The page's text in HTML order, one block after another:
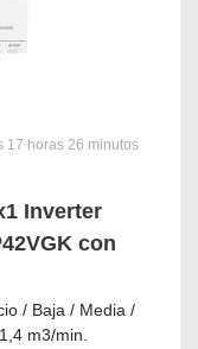
17 horas 26 minutos
Inverter
con
/ Baja / Media /
m3/min.